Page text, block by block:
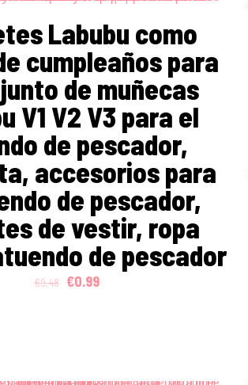
Labubu como
cumpleaños para
de muñecas
V1 V2 V3 para el
de pescador,
accesorios para
de pescador,
de vestir, ropa
de pescador
€9.48 Original
€0.99Current